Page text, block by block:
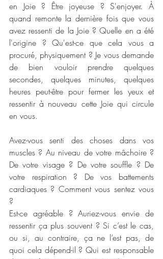
en Joie ? Être joyeuse ? S'enjoyer. À
quand remonte la dernière fois que vous
avez ressenti de la Joie ? Quelle en a été
l'origine ? Qu'est-ce que cela vous a
procuré, physiquement ? Je vous demande
de bien vouloir prendre quelques
secondes, quelques minutes, quelques
heures peut-être pour fermer les yeux et
ressentir à nouveau cette Joie qui circule
en vous.
Avez-vous senti des choses dans vos
muscles ? Au niveau de votre mâchoire ?
De votre visage ? De votre souffle ? De
votre respiration ? De vos battements
cardiaques ? Comment vous sentez vous
?
Est-ce agréable ? Auriez-vous envie de
ressentir ça plus souvent ? Si c’est le cas,
ou si, au contraire, ça ne l’est pas, de
quoi cela dépend-il ? Qui est responsable